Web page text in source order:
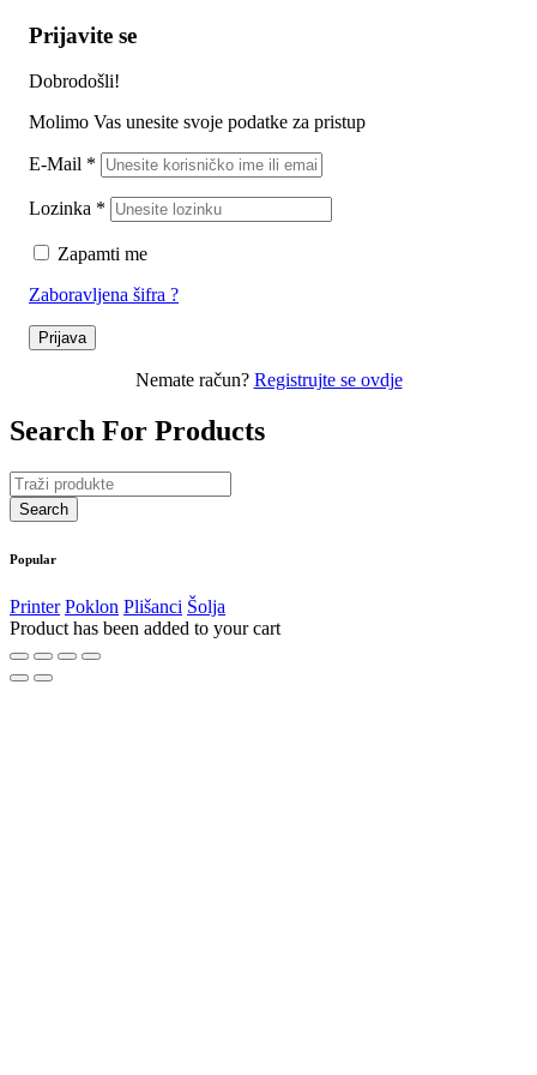
Prijavite se
Dobrodošli!
Molimo Vas unesite svoje podatke za pristup
E-Mail *
Lozinka *
Zapamti me
Zaboravljena šifra ?
Prijava
Nemate račun? Registrujte se ovdje
Search For Products
Popular
Printer Poklon Plišanci Šolja
Product has been added to your cart